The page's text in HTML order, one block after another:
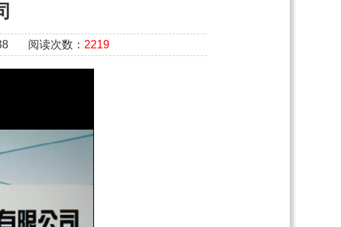
阅读次数： 2219